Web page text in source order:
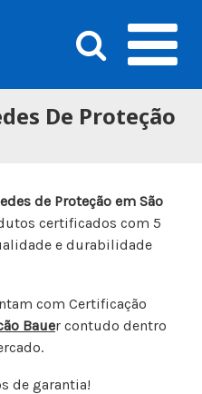
De Proteção
de Proteção em São
certificados com 5
e durabilidade
com Certificação
Bauer contudo dentro
de garantia!